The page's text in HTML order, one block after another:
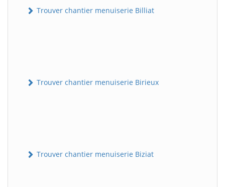
Trouver chantier menuiserie Billiat
Trouver chantier menuiserie Birieux
Trouver chantier menuiserie Biziat